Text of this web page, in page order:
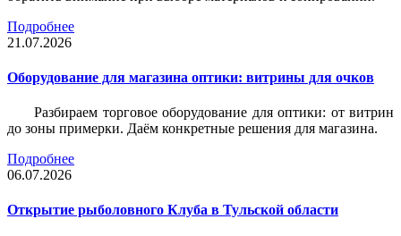
Подробнее
21.07.2026
Оборудование для магазина оптики: витрины для очков
Разбираем торговое оборудование для оптики: от витрин
до зоны примерки. Даём конкретные решения для магазина.
Подробнее
06.07.2026
Открытие рыболовного Клуба в Тульской области